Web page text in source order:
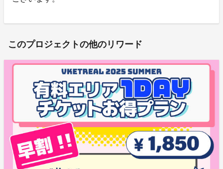
このプロジェクトの他のリワード